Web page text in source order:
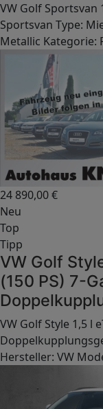
VW Golf Sportsvan
Sportsvan Type:
Metallic Kategorie:
24 890,00€
Neu
Top
Tipp
VW Golf
(150 PS) 7-
VW Golf Style 1,5 l
Hersteller: VW